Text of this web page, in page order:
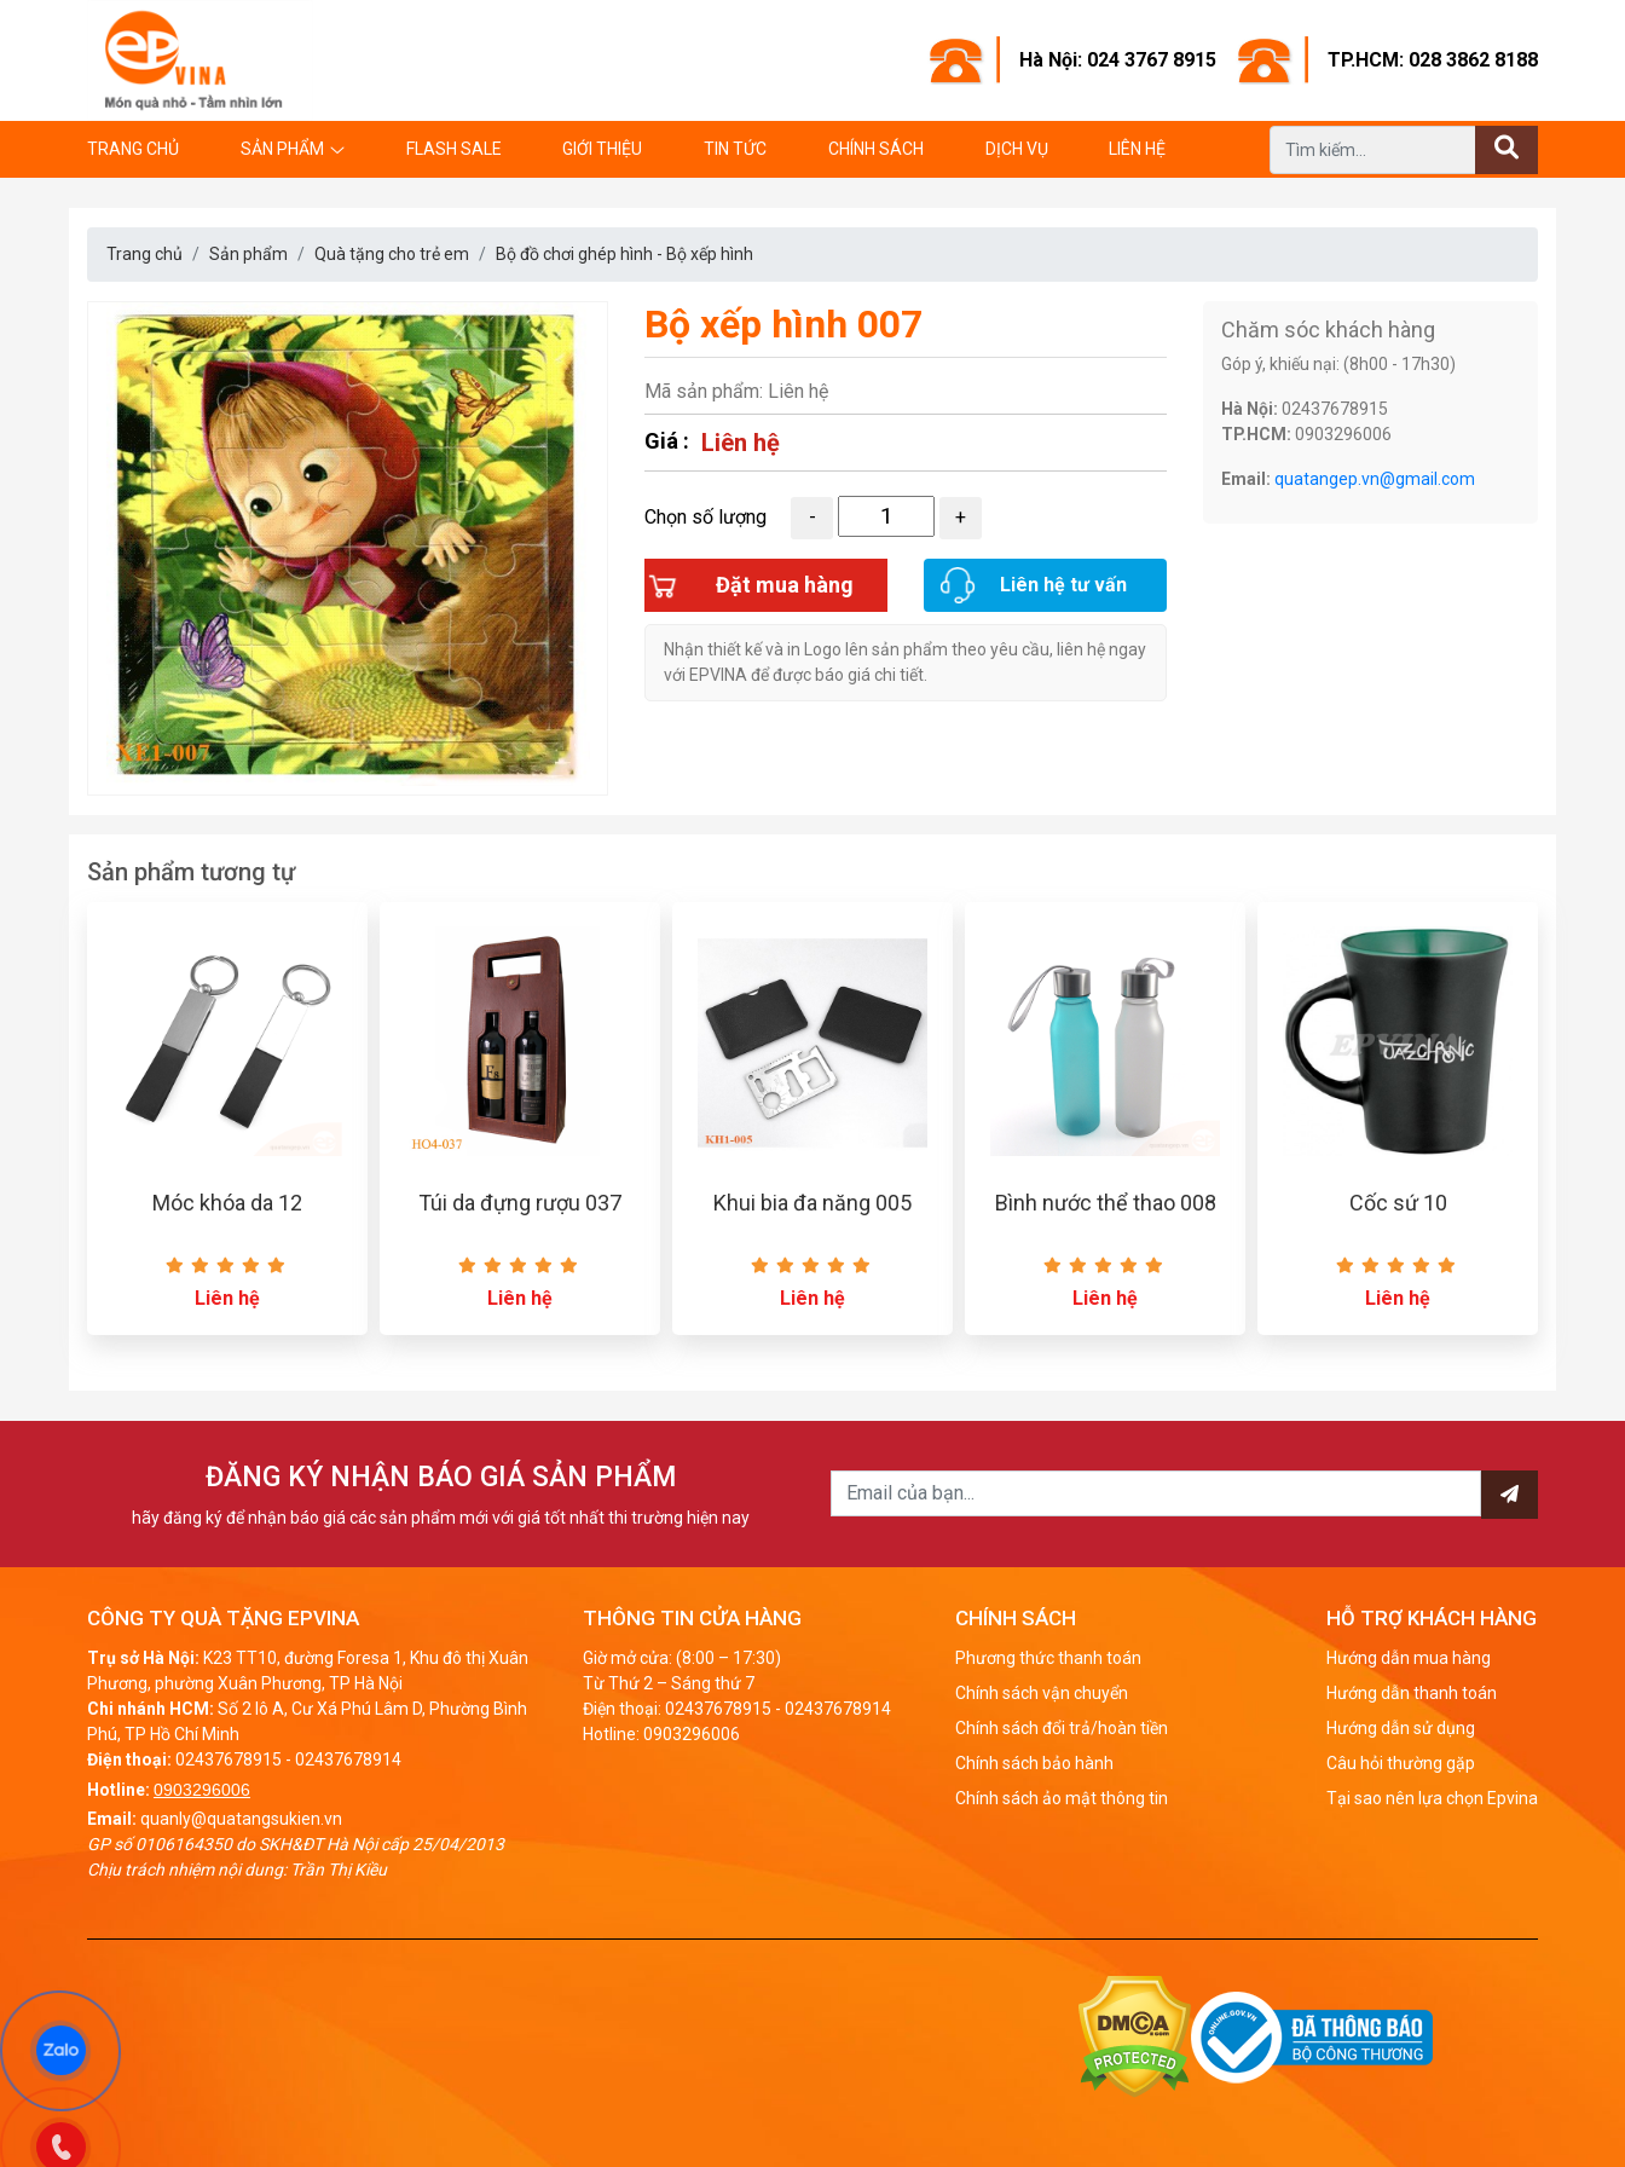
Hà Nội: 024 3767 8915 TP.HCM: 028 3862 8188
TRANG CHỦ SẢN PHẨM FLASH SALE GIỚI THIỆU TIN TỨC CHÍNH SÁCH DỊCH VỤ LIÊN HỆ
Trang chủ Sản phẩm Quà tặng cho trẻ em Bộ đồ chơi ghép hình - Bộ xếp hình
Bộ xếp hình 007
Mã sản phẩm: Liên hệ
Giá : Liên hệ
Chọn số lượng
Đặt mua hàng Liên hệ tư vấn
Nhận thiết kế và in Logo lên sản phẩm theo yêu cầu, liên hệ ngay
với EPVINA để được báo giá chi tiết.
Chăm sóc khách hàng
Góp ý, khiếu nại: (8h00 - 17h30)
Hà Nội: 02437678915
TP.HCM: 0903296006
Email: quatangep.vn@gmail.com
Sản phẩm tương tự
Móc khóa da 12
Liên hệ
Túi da đựng rượu 037
Liên hệ
Khui bia đa năng 005
Liên hệ
Bình nước thể thao 008
Liên hệ
Cốc sứ 10
Liên hệ
ĐĂNG KÝ NHẬN BÁO GIÁ SẢN PHẨM
hãy đăng ký để nhận báo giá các sản phẩm mới với giá tốt nhất thi trường hiện nay
CÔNG TY QUÀ TẶNG EPVINA
Trụ sở Hà Nội: K23 TT10, đường Foresa 1, Khu đô thị Xuân
Phương, phường Xuân Phương, TP Hà Nội
Chi nhánh HCM: Số 2 lô A, Cư Xá Phú Lâm D, Phường Bình
Phú, TP Hồ Chí Minh
Điện thoại: 02437678915 - 02437678914
Hotline: 0903296006
Email: quanly@quatangsukien.vn
GP số 0106164350 do SKH&ĐT Hà Nội cấp 25/04/2013
Chịu trách nhiệm nội dung: Trần Thị Kiều
THÔNG TIN CỬA HÀNG
Giờ mở cửa: (8:00 – 17:30)
Từ Thứ 2 – Sáng thứ 7
Điện thoại: 02437678915 - 02437678914
Hotline: 0903296006
CHÍNH SÁCH
Phương thức thanh toán
Chính sách vận chuyển
Chính sách đổi trả/hoàn tiền
Chính sách bảo hành
Chính sách ảo mật thông tin
HỖ TRỢ KHÁCH HÀNG
Hướng dẫn mua hàng
Hướng dẫn thanh toán
Hướng dẫn sử dụng
Câu hỏi thường gặp
Tại sao nên lựa chọn Epvina